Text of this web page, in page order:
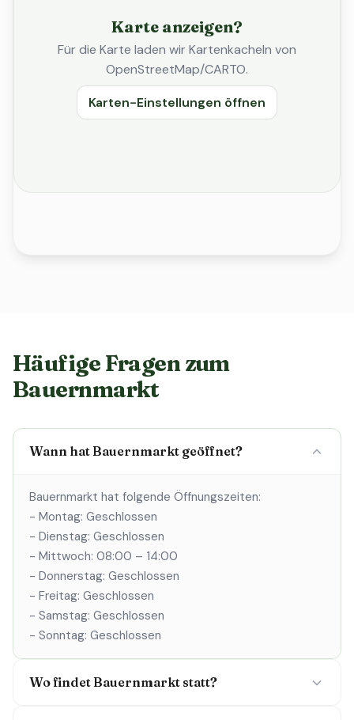
Karte anzeigen?
Für die Karte laden wir Kartenkacheln von
OpenStreetMap/CARTO.
Karten-Einstellungen öffnen
Häufige Fragen zum
Bauernmarkt
Wann hat Bauernmarkt geöffnet?
Bauernmarkt hat folgende Öffnungszeiten:
- Montag: Geschlossen
- Dienstag: Geschlossen
- Mittwoch: 08:00 – 14:00
- Donnerstag: Geschlossen
- Freitag: Geschlossen
- Samstag: Geschlossen
- Sonntag: Geschlossen
Wo findet Bauernmarkt statt?